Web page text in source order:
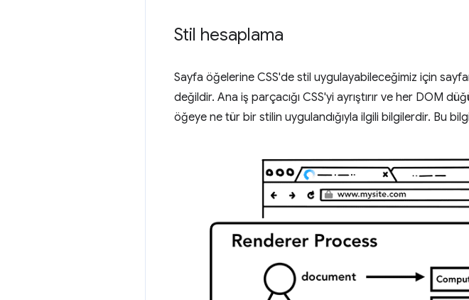
Stil hesaplama
Sayfa öğelerine CSS'de stil uygulayabileceğimiz için
değildir. Ana iş parçacığı CSS'yi ayrıştırır ve her DOM
öğeye ne tür bir stilin uygulandığıyla ilgili bilgilerdir. Bu